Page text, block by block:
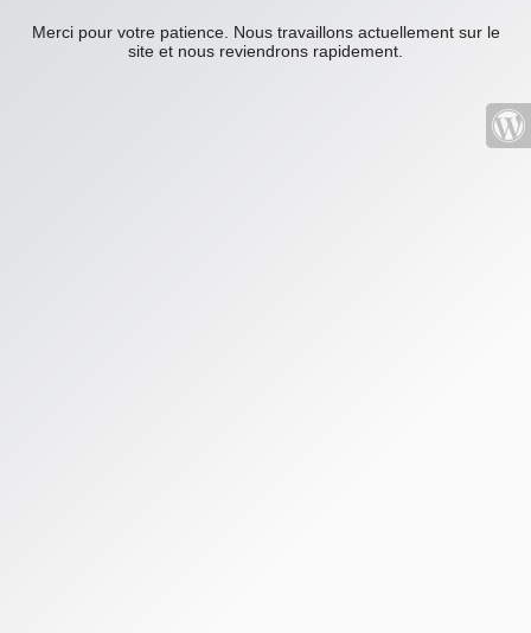
Merci pour votre patience. Nous travaillons actuellement sur le
site et nous reviendrons rapidement.